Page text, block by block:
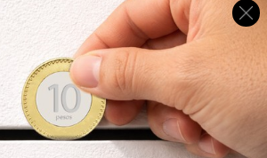
sindicatos de la Unión Nacional de
se reunieron en la plancha del
conmemorar el Día Mundial del
arribaron al primer cuadro de la
5 de Mayo, Tacuba y 16 de